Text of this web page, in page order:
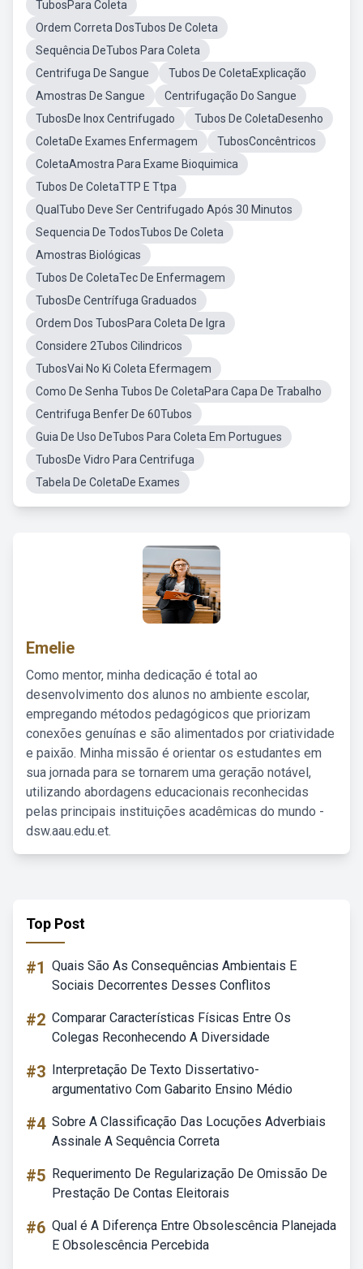
TubosPara Coleta
Ordem Correta DosTubos De Coleta
Sequência DeTubos Para Coleta
Centrifuga De Sangue
Tubos De ColetaExplicação
Amostras De Sangue
Centrifugação Do Sangue
TubosDe Inox Centrifugado
Tubos De ColetaDesenho
ColetaDe Exames Enfermagem
TubosConcêntricos
ColetaAmostra Para Exame Bioquimica
Tubos De ColetaTTP E Ttpa
QualTubo Deve Ser Centrifugado Após 30 Minutos
Sequencia De TodosTubos De Coleta
Amostras Biológicas
Tubos De ColetaTec De Enfermagem
TubosDe Centrífuga Graduados
Ordem Dos TubosPara Coleta De Igra
Considere 2Tubos Cilindricos
TubosVai No Ki Coleta Efermagem
Como De Senha Tubos De ColetaPara Capa De Trabalho
Centrifuga Benfer De 60Tubos
Guia De Uso DeTubos Para Coleta Em Portugues
TubosDe Vidro Para Centrifuga
Tabela De ColetaDe Exames
Emelie
Como mentor, minha dedicação é total ao
desenvolvimento dos alunos no ambiente escolar,
empregando métodos pedagógicos que priorizam
conexões genuínas e são alimentados por criatividade
e paixão. Minha missão é orientar os estudantes em
sua jornada para se tornarem uma geração notável,
utilizando abordagens educacionais reconhecidas
pelas principais instituições acadêmicas do mundo -
dsw.aau.edu.et.
Top Post
#1 Quais São As Consequências Ambientais E
Sociais Decorrentes Desses Conflitos
#2 Comparar Características Físicas Entre Os
Colegas Reconhecendo A Diversidade
#3 Interpretação De Texto Dissertativo-
argumentativo Com Gabarito Ensino Médio
#4 Sobre A Classificação Das Locuções Adverbiais
Assinale A Sequência Correta
#5 Requerimento De Regularização De Omissão De
Prestação De Contas Eleitorais
#6 Qual é A Diferença Entre Obsolescência Planejada
E Obsolescência Percebida